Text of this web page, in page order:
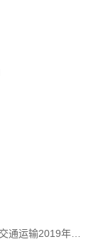
全市交通运输系统3家单位、7名个人荣获全省交通运输2019年度扫黑除恶专项斗争先进集体和先